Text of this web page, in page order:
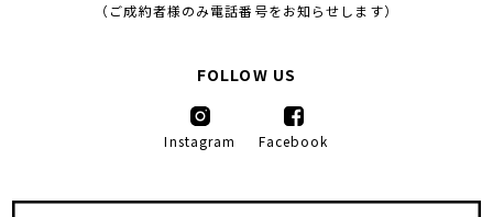
（ご成約者様のみ電話番号をお知らせします）
FOLLOW US
Instagram Facebook